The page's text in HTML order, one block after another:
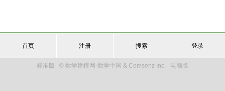
首页 注册 搜索 登录
标准版 © 数学建模网-数学中国 & Comsenz Inc. 电脑版